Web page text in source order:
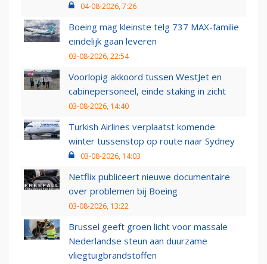
04-08-2026, 7:26
Boeing mag kleinste telg 737 MAX-familie
eindelijk gaan leveren
03-08-2026, 22:54
Voorlopig akkoord tussen WestJet en
cabinepersoneel, einde staking in zicht
03-08-2026, 14:40
Turkish Airlines verplaatst komende
winter tussenstop op route naar Sydney
03-08-2026, 14:03
Netflix publiceert nieuwe documentaire
over problemen bij Boeing
03-08-2026, 13:22
Brussel geeft groen licht voor massale
Nederlandse steun aan duurzame
vliegtuigbrandstoffen